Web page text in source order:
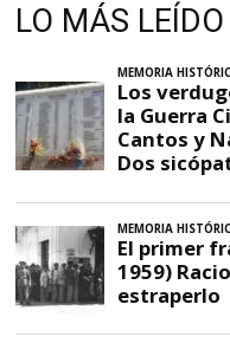
LO MÁS LEÍDO